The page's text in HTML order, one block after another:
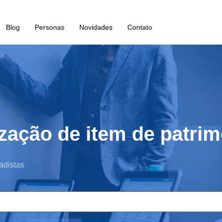
Blog Personas Novidades Contato
de item de